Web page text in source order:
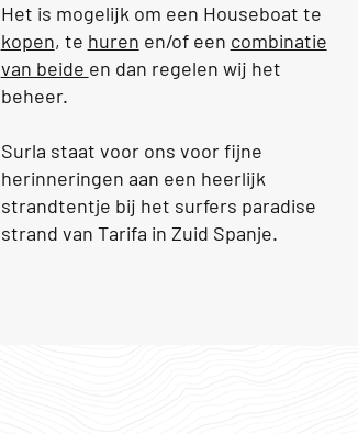
Het is mogelijk om een Houseboat te
kopen, te huren en/of een combinatie
van beide en dan regelen wij het
beheer.
Surla staat voor ons voor fijne
herinneringen aan een heerlijk
strandtentje bij het surfers paradise
strand van Tarifa in Zuid Spanje.